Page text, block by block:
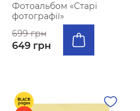
Фотоальбом «‎Старі
фотографії»
699 грн
649 грн